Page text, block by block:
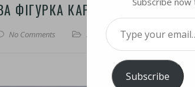
ФІГУРКА КАРМЕН
No Comments iLines ,iNews iMaster
Type your email…
Subscribe